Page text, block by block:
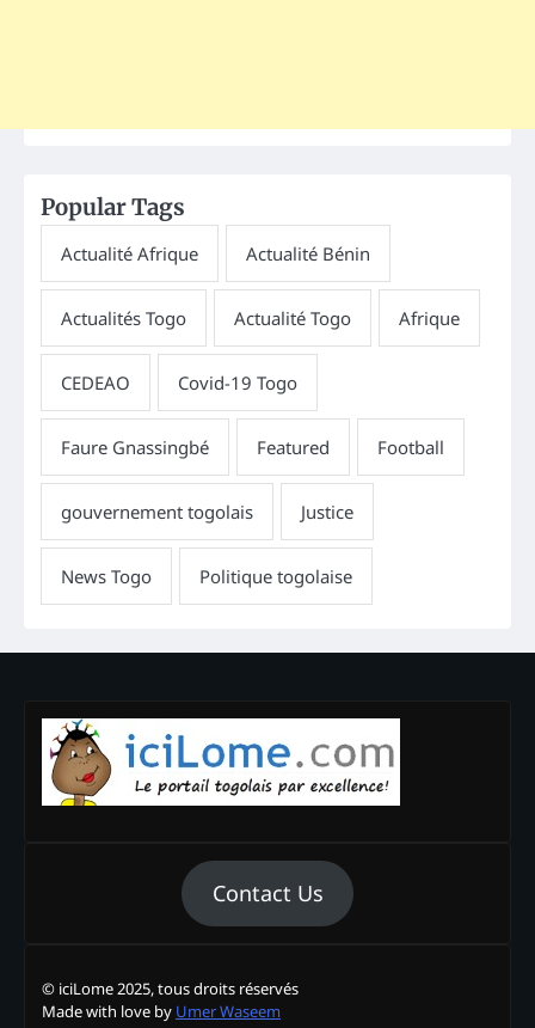
Popular Tags
Contact Us
© iciLome 2025, tous droits réservés
Made with love by Umer Waseem